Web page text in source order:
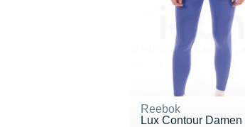
Reebok
Lux Contour Damen